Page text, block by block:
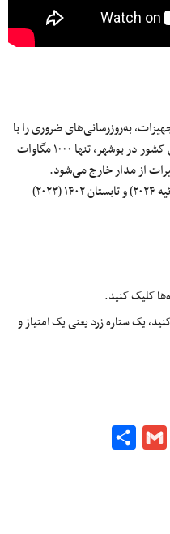
به‌روزرسانی‌های ضروری را با
مشکل مواجه کرده‌اند. تنها نیروگاه هسته‌ای کشور در بوشهر، تنها ۱۰۰۰ مگاوات
از مدار خارج می‌شود.
تعطیلی‌های مشابهی نیز در تیرماه ۱۴۰۳ (ژوئیه ۲۰۲۴) و تابستان ۱۴۰۲ (۲۰۲۳)
کلیک کنید.
یک ستاره زرد یعنی یک امتیاز و
Copy
Gmail